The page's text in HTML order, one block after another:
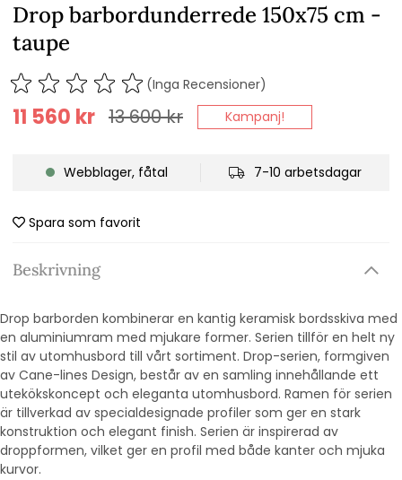
Drop barbordunderrede 150x75 cm -
taupe
(Inga Recensioner)
13 600kr
11 560 kr Kampanj!
Webblager, fåtal 7-10 arbetsdagar
Spara som favorit
Beskrivning
Drop barborden kombinerar en kantig keramisk bordsskiva med
en aluminiumram med mjukare former. Serien tillför en helt ny
stil av utomhusbord till vårt sortiment. Drop-serien, formgiven
av Cane-lines Design, består av en samling innehållande ett
utekökskoncept och eleganta utomhusbord. Ramen för serien
är tillverkad av specialdesignade profiler som ger en stark
konstruktion och elegant finish. Serien är inspirerad av
droppformen, vilket ger en profil med både kanter och mjuka
kurvor.